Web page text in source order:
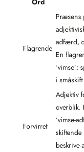
Flagrende
Præsens
adfærd,
En
i
Forvirret
Adjektiv
overblik.
‘vimse-
beskrive